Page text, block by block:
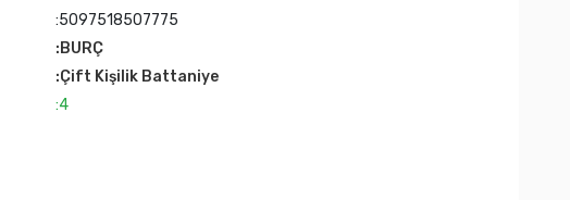
:5097518507775
:BURÇ
:Çift Kişilik Battaniye
:4